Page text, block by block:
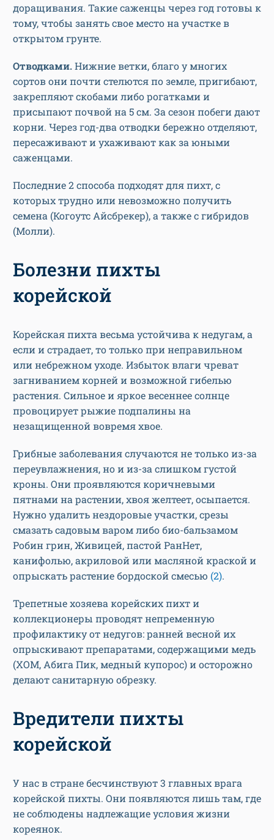
доращивания. Такие саженцы через год готовы к
тому, чтобы занять свое место на участке в
открытом грунте.
Отводками.Нижние ветки, благо у многих
сортов они почти стелются по земле, пригибают,
закрепляют скобами либо рогатками и
присыпают почвой на 5 см. За сезон побеги дают
корни. Через год-два отводки бережно отделяют,
пересаживают и ухаживают как за юными
саженцами.
Последние 2 способа подходят для пихт, с
которых трудно или невозможно получить
семена (Когоутс Айсбрекер), а также с гибридов
(Молли).
Болезни пихты
корейской
Корейская пихта весьма устойчива к недугам, а
если и страдает, то только при неправильном
или небрежном уходе. Избыток влаги чреват
загниванием корней и возможной гибелью
растения. Сильное и яркое весеннее солнце
провоцирует рыжие подпалины на
незащищенной вовремя хвое.
Грибные заболевания случаются не только из-за
переувлажнения, но и из-за слишком густой
кроны. Они проявляются коричневыми
пятнами на растении, хвоя желтеет, осыпается.
Нужно удалить нездоровые участки, срезы
смазать садовым варом либо био-бальзамом
Робин грин, Живицей, пастой РанНет,
канифолью, акриловой или масляной краской и
опрыскать растение бордоской смесью (2).
Трепетные хозяева корейских пихт и
коллекционеры проводят непременную
профилактику от недугов: ранней весной их
опрыскивают препаратами, содержащими медь
(ХОМ, Абига Пик, медный купорос) и осторожно
делают санитарную обрезку.
Вредители пихты
корейской
У нас в стране бесчинствуют 3 главных врага
корейской пихты. Они появляются лишь там, где
не соблюдены надлежащие условия жизни
кореянок.